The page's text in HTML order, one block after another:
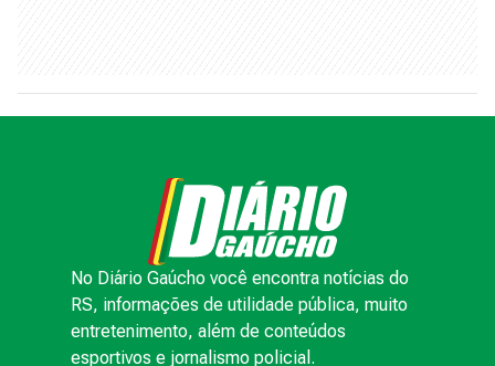
No Diário Gaúcho você encontra notícias do
RS, informações de utilidade pública, muito
entretenimento, além de conteúdos
esportivos e jornalismo policial.